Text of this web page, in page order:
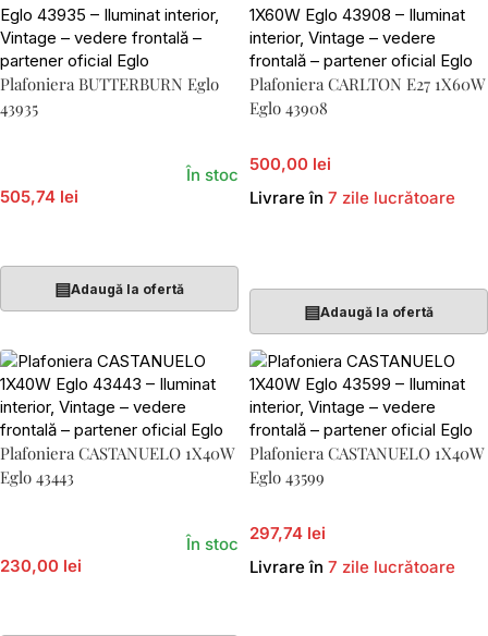
Plafoniera BUTTERBURN Eglo
43935
505,74 lei
În stoc
▤Adaugă la ofertă
Plafoniera CARLTON E27 1X60W
Eglo 43908
500,00 lei
Livrare în 7 zile lucrătoare
▤Adaugă la ofertă
Plafoniera CASTANUELO 1X40W
Eglo 43443
230,00 lei
În stoc
Plafoniera CASTANUELO 1X40W
Eglo 43599
297,74 lei
Livrare în 7 zile lucrătoare